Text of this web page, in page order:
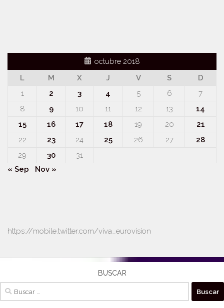
octubre 2018
L
M X J V S
D
1
2 3 4 5 6
7
8
9 10 11 12 13
14
15
16 17 18 19 20
21
22
23 24 25 26 27
28
29
30
31
« Sep
Nov »
https://mobile.twitter.com/viva_eurovision
BUSCAR